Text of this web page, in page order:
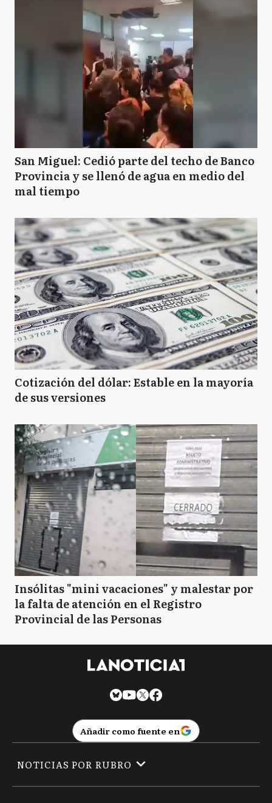
San Miguel: Cedió parte del techo de Banco
Provincia y se llenó de agua en medio del
mal tiempo
Cotización del dólar: Estable en la mayoría
de sus versiones
Insólitas "mini vacaciones" y malestar por
la falta de atención en el Registro
Provincial de las Personas
Añadir como fuente en
NOTICIAS POR RUBRO